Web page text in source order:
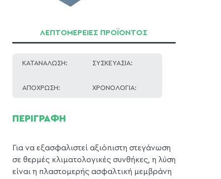
ΛΕΠΤΟΜΕΡΕΙΕΣ ΠΡΟΪΟΝΤΟΣ
ΚΑΤΑΝΑΛΩΣΗ:
ΑΠΟΧΡΩΣΗ:
ΣΥΣΚΕΥΑΣΙΑ:
ΧΡΟΝΟΛΟΓΙΑ:
ΠΕΡΙΓΡΑΦΗ
Για να εξασφαλιστεί αξιόπιστη στεγάνωση
σε θερμές κλιματολογικές συνθήκες, η λύση
είναι η πλαστομερής ασφαλτική μεμβράνη